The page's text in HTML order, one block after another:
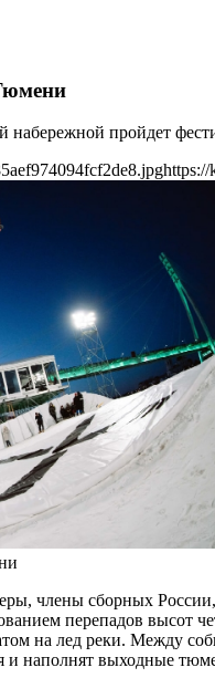
набережной пройдет
https://
члены сборных
перепадов высот
на лед реки. Между
наполнят выходные